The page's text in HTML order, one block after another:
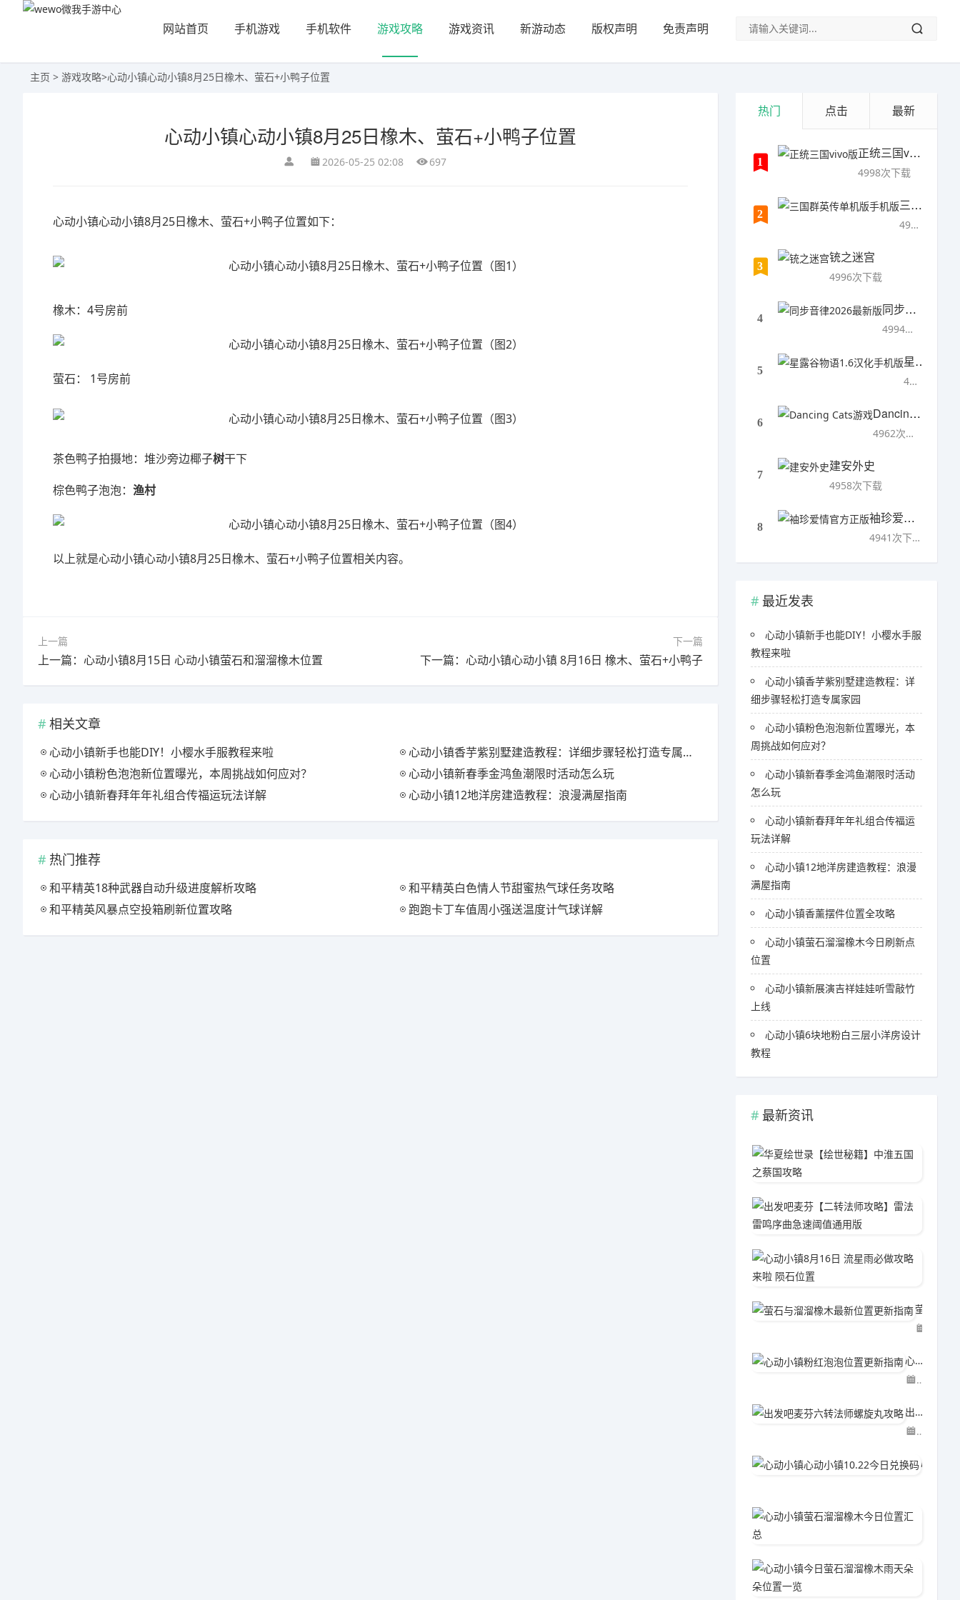
网站首页 手机游戏 手机软件 游戏攻略 游戏资讯 新游动态 版权声明 免责声明
主页 > 游戏攻略>心动小镇心动小镇8月25日橡木、萤石+小鸭子位置
心动小镇心动小镇8月25日橡木、萤石+小鸭子位置
2026-05-25 02:08 697
心动小镇心动小镇8月25日橡木、萤石+小鸭子位置如下：
橡木：4号房前
萤石： 1号房前
茶色鸭子拍摄地：堆沙旁边椰子树干下
棕色鸭子泡泡： 渔村
以上就是心动小镇心动小镇8月25日橡木、萤石+小鸭子位置相关内容。
上一篇
上一篇：心动小镇8月15日 心动小镇萤石和溜溜橡木位置
下一篇
下一篇：心动小镇心动小镇 8月16日 橡木、萤石+小鸭子
相关文章
心动小镇新手也能DIY！小樱水手服教程来啦
心动小镇香芋紫别墅建造教程：详细步骤轻松打造专属家园
心动小镇粉色泡泡新位置曝光，本周挑战如何应对？
心动小镇新春季金鸿鱼潮限时活动怎么玩
心动小镇新春拜年年礼组合传福运玩法详解
心动小镇12地洋房建造教程：浪漫满屋指南
热门推荐
和平精英18种武器自动升级进度解析攻略
和平精英白色情人节甜蜜热气球任务攻略
和平精英风暴点空投箱刷新位置攻略
跑跑卡丁车值周小强送温度计气球详解
热门 点击 最新
1
正统三国vivo版
4998次下载
2
三国群英传单机版手机版
4997次下载
3
铳之迷宫
4996次下载
4
同步音律2026最新版
4994次下载
5
星露谷物语1.6汉化手机版
4993次下载
6
Dancing Cats游戏
4962次下载
7
建安外史
4958次下载
8
袖珍爱情官方正版
4941次下载
最近发表
心动小镇新手也能DIY！小樱水手服
教程来啦
心动小镇香芋紫别墅建造教程：详
细步骤轻松打造专属家园
心动小镇粉色泡泡新位置曝光，本
周挑战如何应对？
心动小镇新春季金鸿鱼潮限时活动
怎么玩
心动小镇新春拜年年礼组合传福运
玩法详解
心动小镇12地洋房建造教程：浪漫
满屋指南
心动小镇香薰摆件位置全攻略
心动小镇萤石溜溜橡木今日刷新点
位置
心动小镇新展演吉祥娃娃听雪敲竹
上线
心动小镇6块地粉白三层小洋房设计
教程
最新资讯
心动小镇粉红泡泡位置更新指南
06-02
出发吧麦芬六转法师螺旋丸攻略
04-15